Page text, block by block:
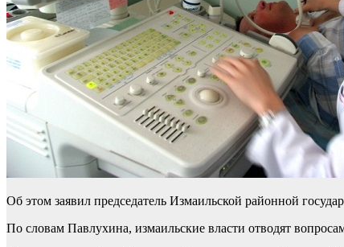
Об этом заявил председатель Измаильской районной
По словам Павлухина, измаильские власти отводят